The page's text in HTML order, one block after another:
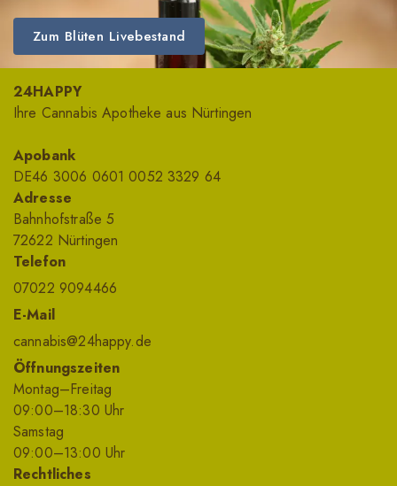
Zum Blüten Livebestand
24HAPPY
Ihre Cannabis Apotheke aus Nürtingen
Apobank
DE46 3006 0601 0052 3329 64
Adresse
Bahnhofstraße 5
72622 Nürtingen
Telefon
07022 9094466
E-Mail
cannabis@24happy.de
Öffnungszeiten
Montag–Freitag
09:00–18:30 Uhr
Samstag
09:00–13:00 Uhr
Rechtliches